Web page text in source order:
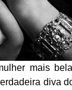
mais
diva